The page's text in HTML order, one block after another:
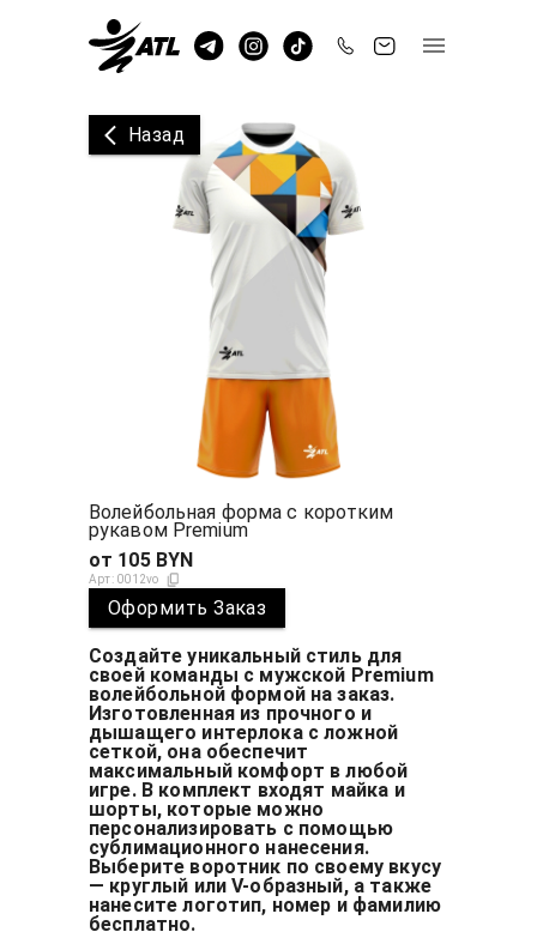
Назад
Волейбольная форма с коротким
рукавом Premium
от 105BYN
Арт: 0012vo
Оформить Заказ
Создайте уникальный стиль для
своей команды с мужской Premium
волейбольной формой на заказ.
Изготовленная из прочного и
дышащего интерлока с ложной
сеткой, она обеспечит
максимальный комфорт в любой
игре. В комплект входят майка и
шорты, которые можно
персонализировать с помощью
сублимационного нанесения.
Выберите воротник по своему вкусу
— круглый или V-образный, а также
нанесите логотип, номер и фамилию
бесплатно.